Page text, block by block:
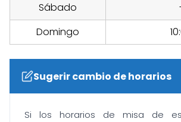
Sábado
Domingo
Sugerir cambio de horarios
Si los horarios de misa de